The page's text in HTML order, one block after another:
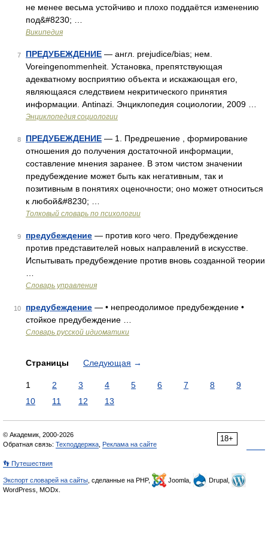
не менее весьма устойчиво и плохо поддаётся изменению
под&#8230; …
Википедия
7 ПРЕДУБЕЖДЕНИЕ — англ. prejudice/bias; нем.
Voreingenommenheit. Установка, препятствующая
адекватному восприятию объекта и искажающая его,
являющаяся следствием некритического принятия
информации. Antinazi. Энциклопедия социологии, 2009 …
Энциклопедия социологии
8 ПРЕДУБЕЖДЕНИЕ — 1. Предрешение , формирование
отношения до получения достаточной информации,
составление мнения заранее. В этом чистом значении
предубеждение может быть как негативным, так и
позитивным в понятиях оценочности; оно может относиться
к любой&#8230; …
Толковый словарь по психологии
9 предубеждение — против кого чего. Предубеждение
против представителей новых направлений в искусстве.
Испытывать предубеждение против вновь созданной теории
Словарь управления
10 предубеждение — • непреодолимое предубеждение •
стойкое предубеждение …
Словарь русской идиоматики
Страницы Следующая →
1 2 3 4 5 6 7 8
9
10
11 12 13
18+
© Академик, 2000-2026
Обратная связь: Техподдержка Реклама на сайте
👣 Путешествия
Экспорт словарей на сайты , сделанные на PHP, Joomla,
Drupal,
WordPress, MODx.